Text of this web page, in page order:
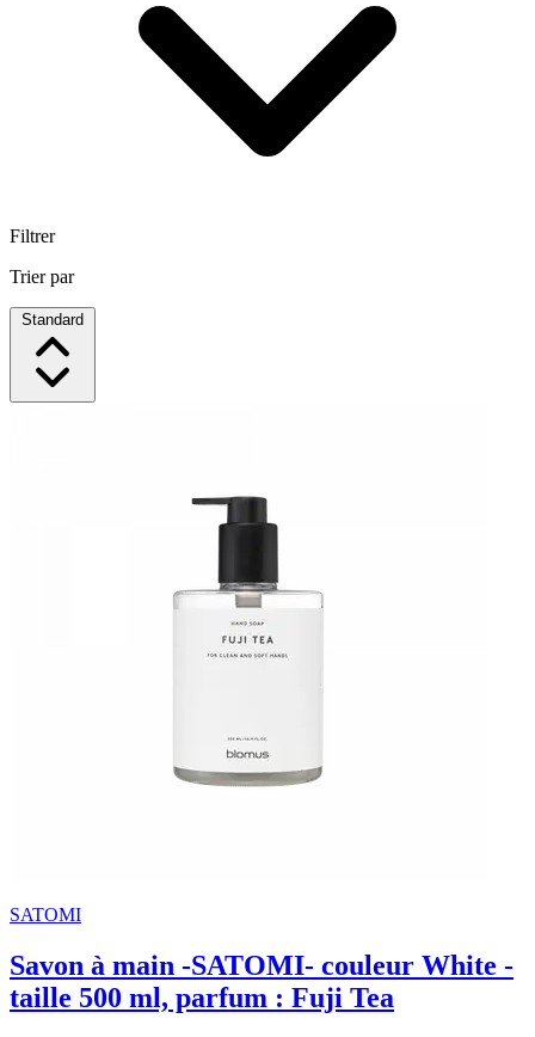
Filtrer
Trier par
Standard
SATOMI
Savon à main -SATOMI- couleur White -
taille 500 ml, parfum : Fuji Tea